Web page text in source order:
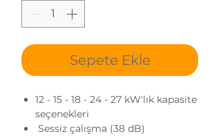
Sepete Ekle
12 - 15 - 18 - 24 - 27 kW'lık kapasite
seçenekleri
Sessiz çalışma (38 dB)